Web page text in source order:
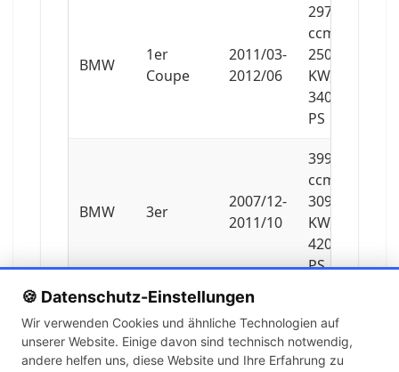
🍪 Datenschutz-Einstellungen
Wir verwenden Cookies und ähnliche Technologien auf
unserer Website. Einige davon sind technisch notwendig,
andere helfen uns, diese Website und Ihre Erfahrung zu
BMW
1er
Coupe
2011/03-
2012/06
2979
ccm,
250
KW,
340
PS
BMW 3er
2007/12-
2011/10
3999
ccm,
309
KW,
420
PS
BMW
3er
2008/03-
ccm,
309